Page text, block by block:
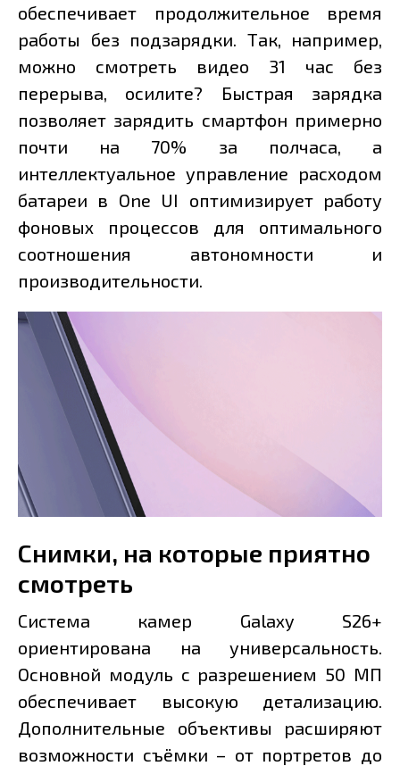
обеспечивает продолжительное время
работы без подзарядки. Так, например,
можно смотреть видео 31 час без
перерыва, осилите? Быстрая зарядка
позволяет зарядить смартфон примерно
почти на 70% за полчаса, а
интеллектуальное управление расходом
батареи в One UI оптимизирует работу
фоновых процессов для оптимального
соотношения автономности и
производительности.
Снимки, на которые приятно
смотреть
Система камер Galaxy S26+
ориентирована на универсальность.
Основной модуль с разрешением 50 МП
обеспечивает высокую детализацию.
Дополнительные объективы расширяют
возможности съёмки – от портретов до